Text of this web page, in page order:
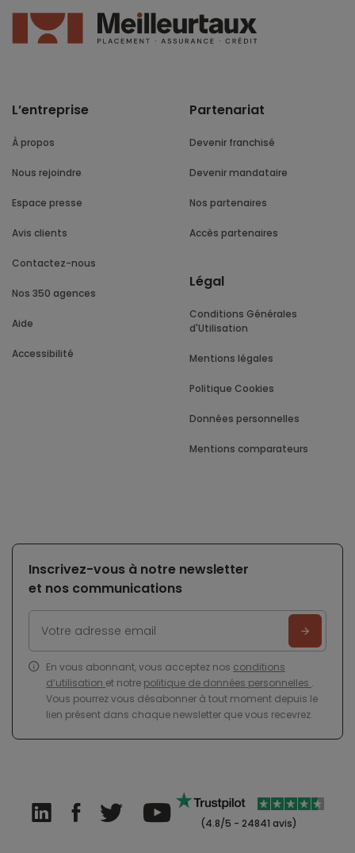
L’entreprise
À propos
Nous rejoindre
Espace presse
Avis clients
Contactez-nous
Nos 350 agences
Aide
Accessibilité
Partenariat
Devenir franchisé
Devenir mandataire
Nos partenaires
Accès partenaires
Légal
Conditions Générales
d'Utilisation
Mentions légales
Politique Cookies
Données personnelles
Mentions comparateurs
Inscrivez-vous à notre newsletter
et nos communications
En vous abonnant, vous acceptez nos conditions
d’utilisation et notre politique de données personnelles .
Vous pourrez vous désabonner à tout moment depuis le
lien présent dans chaque newsletter que vous recevrez.
(4.8/5 - 24841 avis)